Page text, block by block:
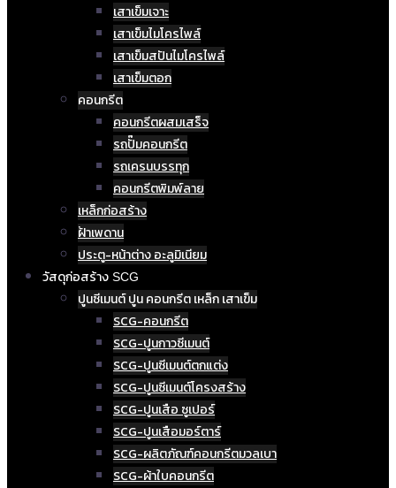
เสาเข็มเจาะ
เสาเข็มไมโครไพล์
เสาเข็มสปันไมโครไพล์
เสาเข็มตอก
คอนกรีต
คอนกรีตผสมเสร็จ
รถปั๊มคอนกรีต
รถเครนบรรทุก
คอนกรีตพิมพ์ลาย
เหล็กก่อสร้าง
ฝ้าเพดาน
ประตู-หน้าต่าง อะลูมิเนียม
วัสดุก่อสร้าง SCG
ปูนซีเมนต์ ปูน คอนกรีต เหล็ก เสาเข็ม
SCG-คอนกรีต
SCG-ปูนกาวซีเมนต์
SCG-ปูนซีเมนต์ตกแต่ง
SCG-ปูนซีเมนต์โครงสร้าง
SCG-ปูนเสือ ซูเปอร์
SCG-ปูนเสือมอร์ตาร์
SCG-ผลิตภัณฑ์คอนกรีตมวลเบา
SCG-ผ้าใบคอนกรีต